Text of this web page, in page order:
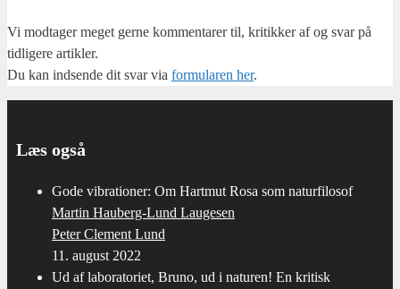
Vi mod­ta­ger meget ger­ne kom­men­ta­rer til, kri­tik­ker af og svar på
tid­li­ge­re artik­ler.
Du kan ind­sen­de dit svar via for­mu­la­ren her.
Læs også
Gode vibrationer: Om Hartmut Rosa som naturfilosof
Martin Hauberg-Lund Laugesen
Peter Clement Lund
11. august 2022
Ud af laboratoriet, Bruno, ud i naturen! En kritisk